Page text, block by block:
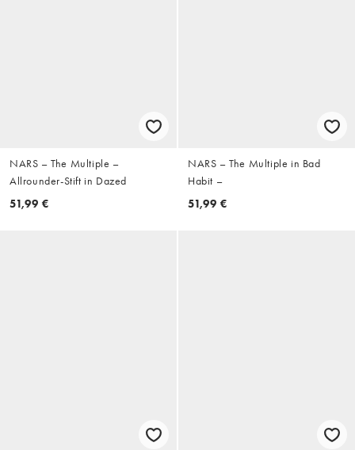
NARS – The Multiple –
Allrounder-Stift in Dazed
51,99 €
NARS – The Multiple in Bad
Habit –
51,99 €